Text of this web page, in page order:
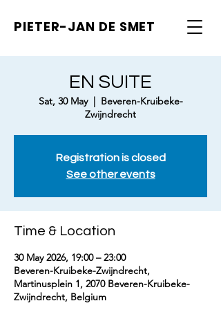
PIETER-JAN DE SMET
EN SUITE
Sat, 30 May
  |
Beveren-Kruibeke-
Zwijndrecht
Registration is closed
See other events
Time & Location
30 May 2026, 19:00 – 23:00
Beveren-Kruibeke-Zwijndrecht,
Martinusplein 1, 2070 Beveren-Kruibeke-
Zwijndrecht, Belgium